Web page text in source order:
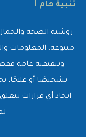
تنبية هام !
روشتة الصحة
متنوعة، المعلومات
وتثقيفية عامة
تشخيصًا أو علاجًا.
اتخاذ أي قرارات